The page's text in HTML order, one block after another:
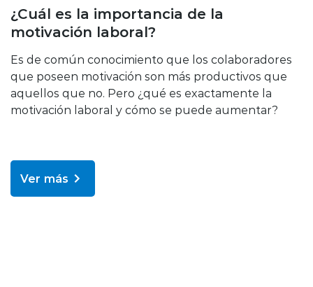
¿Cuál es la importancia de la
motivación laboral?
Es de común conocimiento que los colaboradores
que poseen motivación son más productivos que
aquellos que no. Pero ¿qué es exactamente la
motivación laboral y cómo se puede aumentar?
Ver más